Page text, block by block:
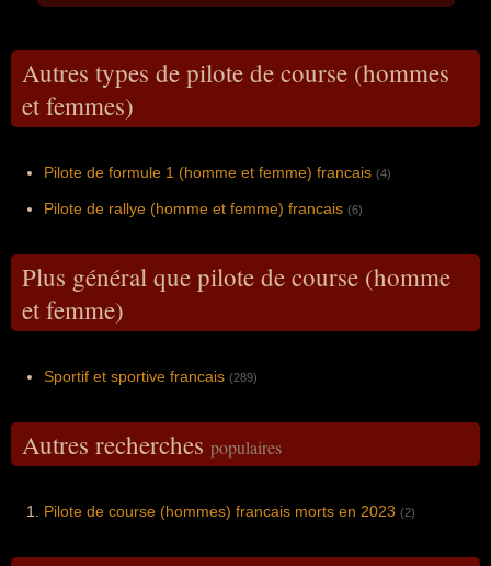
Autres types de pilote de course (hommes
et femmes)
Pilote de formule 1 (homme et femme) francais (4)
Pilote de rallye (homme et femme) francais (6)
Plus général que pilote de course (homme
et femme)
Sportif et sportive francais (289)
Autres recherches populaires
Pilote de course (hommes) francais morts en 2023 (2)